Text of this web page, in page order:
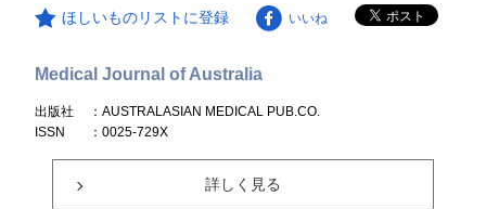
ほしいものリストに登録 いいね
Medical Journal of Australia
出版社
：AUSTRALASIAN MEDICAL PUB.CO.
ISSN
：0025-729X
詳しく見る